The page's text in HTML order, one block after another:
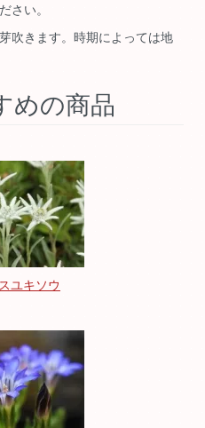
さい。
吹きます。時期によっては地
めの商品
ユキソウ